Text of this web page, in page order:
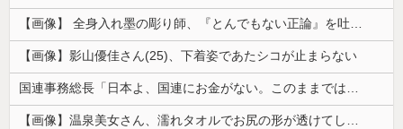
【画像】 全身入れ墨の彫り師、『とんでもない正論』を吐いて30万再生されてしまうｗｗｗｗｗｗｗ
【画像】影山優佳さん(25)、下着姿であたシコが止まらない
国連事務総長「日本よ、国連にお金がない。このままでは国連が完全崩壊する。助けろ」
【画像】温泉美女さん、濡れタオルでお尻の形が透けてしまう